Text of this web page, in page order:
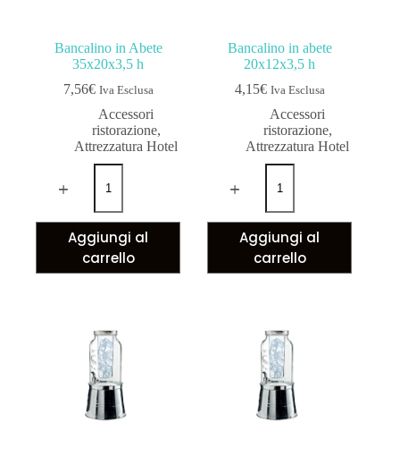
Bancalino in Abete
35x20x3,5 h
7,56€ Iva Esclusa
Accessori
ristorazione,
Attrezzatura Hotel
Aggiungi al
carrello
Bancalino in abete
20x12x3,5 h
4,15€ Iva Esclusa
Accessori
ristorazione,
Attrezzatura Hotel
Aggiungi al
carrello